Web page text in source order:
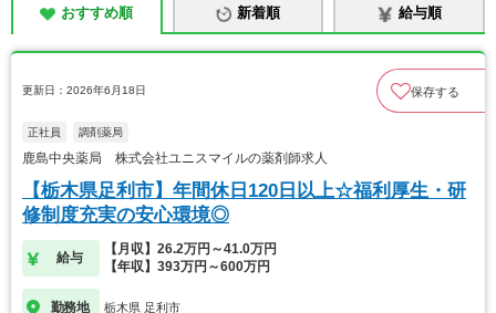
おすすめ順 新着順 給与順
更新日：2026年6月18日 保存する
正社員 調剤薬局
鹿島中央薬局 株式会社ユニスマイルの薬剤師求人
【栃木県足利市】年間休日120日以上☆福利厚生・研
修制度充実の安心環境◎
給与
【月収】26.2万円～41.0万円
【年収】393万円～600万円
勤務地 栃木県 足利市